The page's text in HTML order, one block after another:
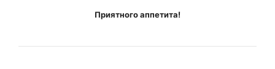
Приятного аппетита!